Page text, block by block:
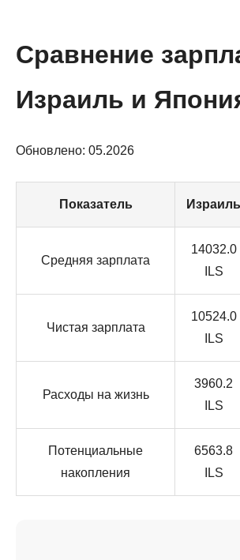
Сравнение
Израиль и
Обновлено: 05.2026
Показатель Израиль
Средняя зарплата
14032.0
ILS
Чистая зарплата
10524.0
ILS
Расходы на жизнь
3960.2
ILS
Потенциальные
накопления
6563.8
ILS